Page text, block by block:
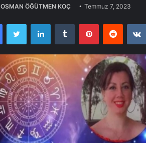
OSMAN ÖĞÜTMEN KOÇ Temmuz 7, 2023
FacebookTwitter LinkedInTumblr PinterestReddit